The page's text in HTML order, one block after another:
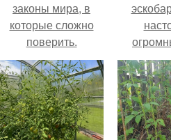
законы мира, в
которые сложно
поверить.
многие
нём